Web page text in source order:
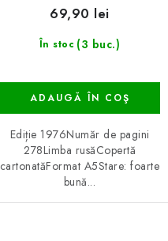
În stoc (3 buc.)
69,90 lei
ADAUGĂ ÎN COŞ
Ediție 1976Număr de pagini
278Limba rusăCopertă
cartonatăFormat A5Stare: foarte
bună...